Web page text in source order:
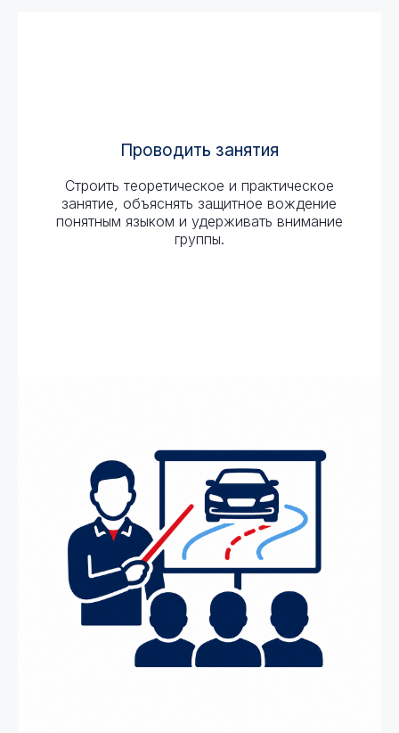
Проводить занятия
Строить теоретическое и практическое
занятие, объяснять защитное вождение
понятным языком и удерживать внимание
группы.